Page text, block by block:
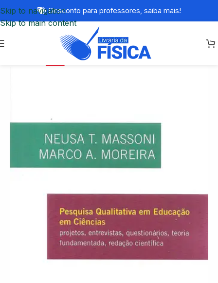
Skip to navigation
Skip to main content
Desconto para professores, saiba mais!